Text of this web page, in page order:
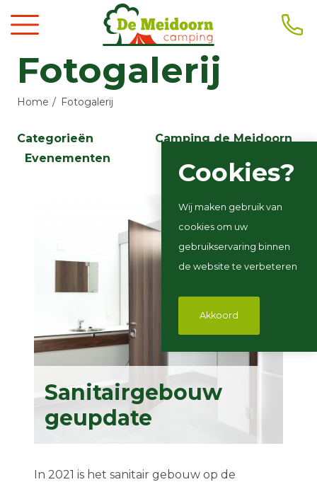
Fotogalerij
Home Fotogalerij
Categorieën
Camping de Meidoorn
Evenementen
Sanitairgebouw
geupdate
In 2021 is het sanitair gebouw op de
Cookies?
Wij maken gebruik van
cookies om uw
gebruikservaring binnen
de website te verbeteren
Akkoord